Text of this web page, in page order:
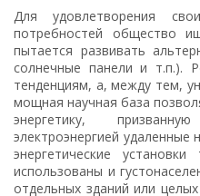
Для удовлетворения
потребностей общество
пытается развивать
солнечные панели и т.п.).
тенденциям, а, между тем,
мощная научная база
энергетику,
электроэнергией
энергетические
использованы и
отдельных зданий или